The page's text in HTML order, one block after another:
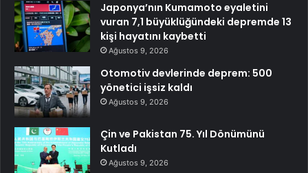
Japonya’nın Kumamoto eyaletini
vuran 7,1 büyüklüğündeki depremde 13
kişi hayatını kaybetti
Ağustos 9, 2026
Otomotiv devlerinde deprem: 500
yönetici işsiz kaldı
Ağustos 9, 2026
Çin ve Pakistan 75. Yıl Dönümünü
Kutladı
Ağustos 9, 2026